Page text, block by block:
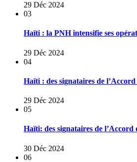
29 Déc 2024
03
Haïti : la PNH intensifie ses
29 Déc 2024
04
Haïti : des signataires de
29 Déc 2024
05
Haïti: des signataires de
30 Déc 2024
06